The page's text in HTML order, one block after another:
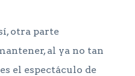
otra parte
al ya no tan
el espectáculo de